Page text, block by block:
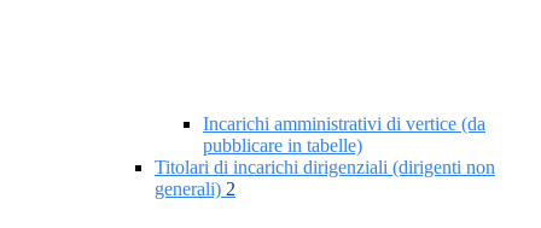
Incarichi amministrativi di vertice (da
pubblicare in tabelle)
Titolari di incarichi dirigenziali (dirigenti non
generali) 2